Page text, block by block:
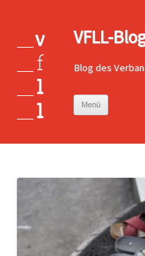
VFLL-
Blog des
Menü